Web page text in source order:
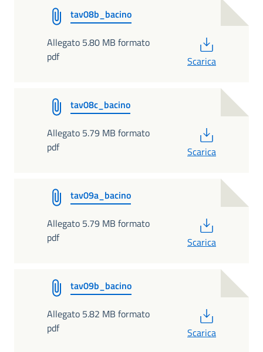
tav08b_bacino
Allegato 5.80 MB formato
pdf
Scarica
tav08c_bacino
Allegato 5.79 MB formato
pdf
Scarica
tav09a_bacino
Allegato 5.79 MB formato
pdf
Scarica
tav09b_bacino
Allegato 5.82 MB formato
pdf
Scarica